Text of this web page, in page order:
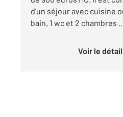
d'un séjour avec cuisine
bain, 1 wc et 2 chambres ...
Voir le